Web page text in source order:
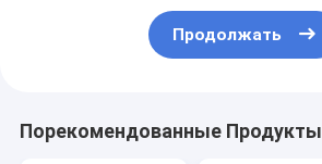
Продолжать
Порекомендованные Продукты